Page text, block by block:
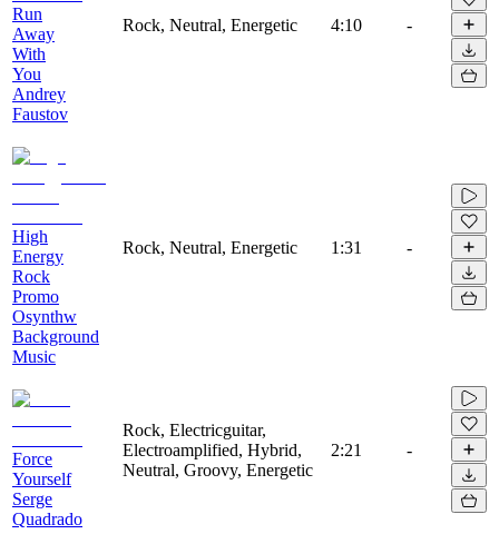
Run
Away
With
You
Andrey
Faustov
Rock, Neutral, Energetic 4:10 -
High
Energy
Rock
Promo
Osynthw
Background
Music
Rock, Neutral, Energetic 1:31 -
Force
Yourself
Serge
Quadrado
Rock, Electricguitar,
Electroamplified, Hybrid,
Neutral, Groovy, Energetic
2:21 -